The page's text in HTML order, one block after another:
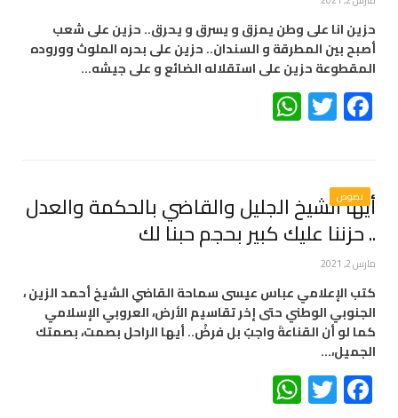
حزين انا على وطن يمزق و يسرق و يحرق.. حزين على شعب
أصبح بين المطرقة و السندان.. حزين على بحره الملوث ووروده
المقطوعة حزين على استقلاله الضائع و على جيشه…
Facebook
Twitter
نصوص
أيها الشيخ الجليل والقاضي بالحكمة والعدل
.. حزننا عليك كبير بحجم حبنا لك
مارس 2, 2021
كتب الإعلامي عباس عيسى سماحة القاضي الشيخ أحمد الزين ،
الجنوبي الوطني حتى إخر تقاسيم الأرض، العروبي الإسلامي
كما لو أن القناعةَ واجبٌ بل فرضْ.. أيها الراحل بصمت، بصمتك
الجميل،…
Facebook
Twitter